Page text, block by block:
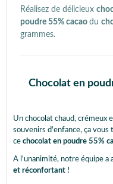
Réalisez de délicieux
poudre 55% cacao du
grammes.
Chocolat en
Un chocolat chaud, crémeux
souvenirs d'enfance, ça vous
ce chocolat en poudre 55%
A l'unanimité, notre équipe a
et réconfortant !